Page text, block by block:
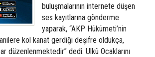
buluşmalarının internete düşen
ses kayıtlarına gönderme
yaparak, “AKP Hükümeti’nin
kol kanat gerdiği deşifre oldukça,
düzenlenmektedir” dedi. Ülkü Ocaklarını